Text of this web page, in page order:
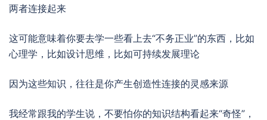
两者连接起来
这可能意味着你要去学一些看上去“不务正业”的东西，比如
心理学，比如设计思维，比如可持续发展理论
因为这些知识，往往是你产生创造性连接的灵感来源
我经常跟我的学生说，不要怕你的知识结构看起来“奇怪”，